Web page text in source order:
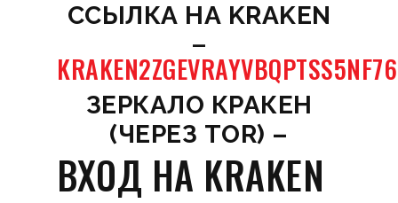
CСЫЛКА НА KRAKEN
–
ЗЕРКАЛО КРАКЕН
(ЧЕРЕЗ TOR) –
ВХОД НА KRAKEN